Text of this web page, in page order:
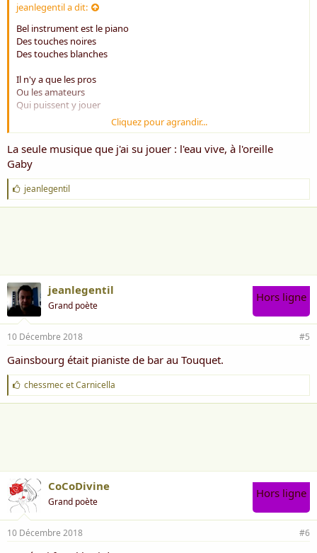
jeanlegentil a dit:
Bel instrument est le piano
Des touches noires
Des touches blanches
Il n'y a que les pros
Ou les amateurs
Qui puissent y jouer
Avec mes dix doigts
Comment puis-je faire du piano
J'ai besoin d'un professeur
Comme Chopin ou Mozart
Je n'ai pas leur don
Pourtant le piano ça me branche
Je serai faire du piano mon coco
J'aurai du savoir faire pour ma part
Je vais m'entraîner à fond
Cliquez pour agrandir...
La seule musique que j'ai su jouer : l'eau vive, à l'oreille
Gaby
J
'
a
jeanlegentil
jeanlegentil
Grand poète
Hors ligne
10 Décembre 2018 #5
Gainsbourg était pianiste de bar au Touquet.
J
'
a
chessmecetCarnicella
CoCoDivine
Grand poète
Hors ligne
10 Décembre 2018 #6